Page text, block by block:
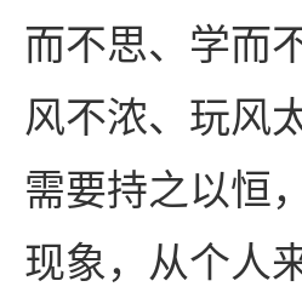
而不思、学而
风不浓、玩风
需要持之以恒
现象，从个人